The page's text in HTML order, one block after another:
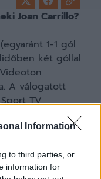
Information
to third parties, or
information for
Joan Carrillo?
1-1 gól
két góllal
A válogatott
TV
is említést tett.